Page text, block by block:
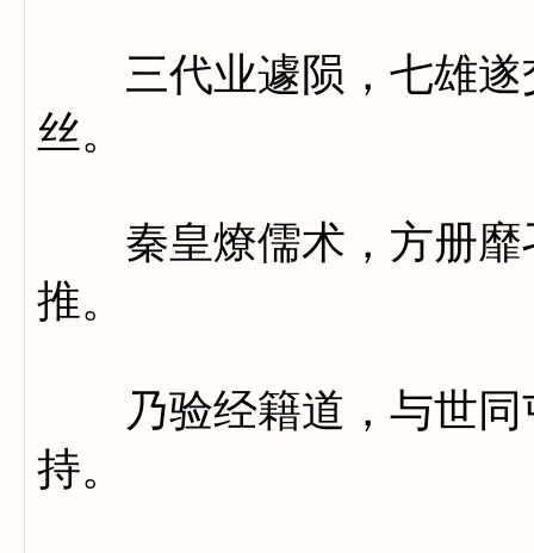
三代业遽陨，七雄遂
丝。
秦皇燎儒术，方册靡
推。
乃验经籍道，与世同
持。